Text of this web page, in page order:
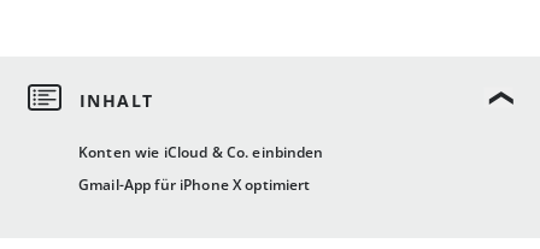
Konten wie iCloud & Co. einbinden
Gmail-App für iPhone X optimiert